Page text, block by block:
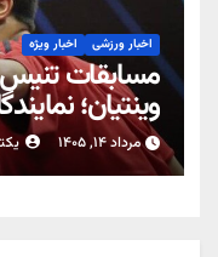
اخبار ورزشی اخبار ویژه
مسابقات
وینتیان؛
مرداد ۱۴, ۱۴۰۵